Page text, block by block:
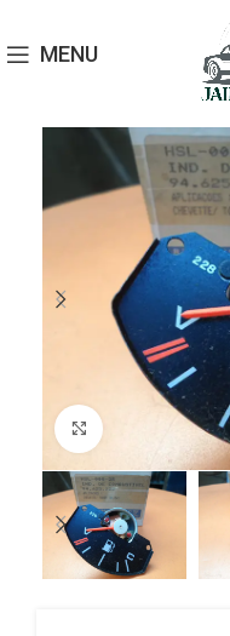
MENU
Click to enlarge